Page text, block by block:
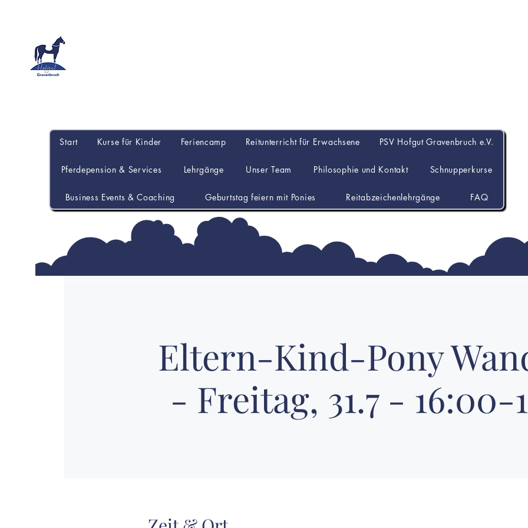
Start Kurse für Kinder Feriencamp Reitunterricht für Erwachsene PSV Hofgut Gravenbruch e.V.
Pferdepension & Services Lehrgänge Unser Team Philosophie und Kontakt Schnupperkurse
Business Events & Coaching Geburtstag feiern mit Ponies Reitabzeichenlehrgänge FAQ
Eltern-Kind-Pony
- Freitag, 31.7 - 16:00-